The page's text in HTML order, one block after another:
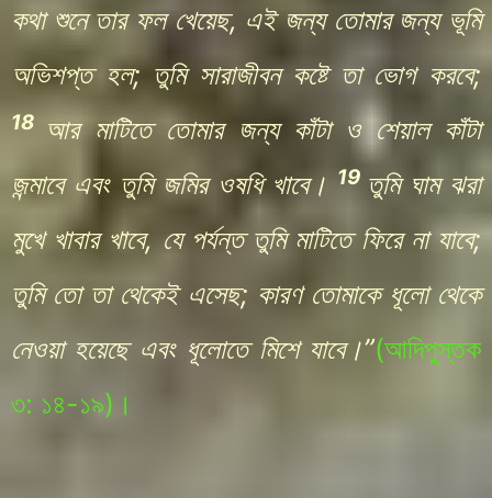
কথা শুনে তার ফল খেয়েছ, এই জন্য তোমার জন্য ভূমি
অভিশপ্ত হল; তুমি সারাজীবন কষ্টে তা ভোগ করবে;
18 আর মাটিতে তোমার জন্য কাঁটা ও শেয়াল কাঁটা
জন্মাবে এবং তুমি জমির ওষধি খাবে। 19 তুমি ঘাম ঝরা
মুখে খাবার খাবে, যে পর্যন্ত তুমি মাটিতে ফিরে না যাবে;
তুমি তো তা থেকেই এসেছ; কারণ তোমাকে ধূলো থেকে
নেওয়া হয়েছে এবং ধূলোতে মিশে যাবে।”(আদিপুস্তক
৩: ১৪-১৯) ।